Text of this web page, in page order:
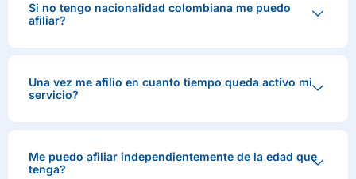
Si no tengo nacionalidad colombiana me puedo
afiliar?
Una vez me afilio en cuanto tiempo queda activo mi
servicio?
Me puedo afiliar independientemente de la edad que
tenga?